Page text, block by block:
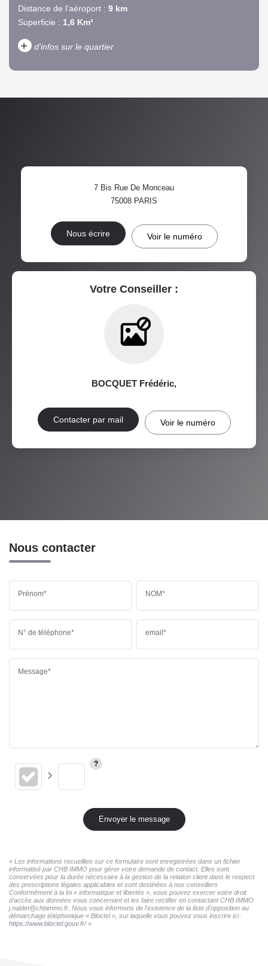
Distance de l'aéroport : 9 km
Superficie : 1,6 Km²
+ d'infos sur le quartier
PART DES MÉNAGES SANS
VOITURE
DISTANCE DE L'AÉROPORT : SUPERFICIE :
RÉSULTATS DES LYCÉES
RESTAURANTS ET CAFÉS COMMERCES
7 Bis Rue De Monceau
75008 PARIS
Nous écrire Voir le numéro
Votre Conseiller :
BOCQUET Frédéric,
Contacter par mail Voir le numéro
Nous contacter
Prénom* NOM*
N° de téléphone* email*
Message*
Envoyer le message
« Les informations recueillies sur ce formulaire sont enregistrées dans un fichier
informatisé par CHB IMMO pour gérer votre demande de contact. Elles sont
conservées pour la durée nécessaire à la gestion de la relation client dans le respect
des prescriptions légales applicables et sont destinées à nos conseillers
Conformément à la loi « informatique et libertés », vous pouvez exercer votre droit
d'accès aux données vous concernant et les faire rectifier en contactant CHB IMMO
j.naldet@chbimmo.fr. Nous vous informons de l'existence de la liste d'opposition au
démarchage téléphonique « Bloctel », sur laquelle vous pouvez vous inscrire ici :
https://www.bloctel.gouv.fr/»